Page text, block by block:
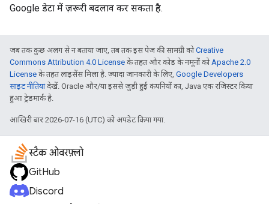
Google डेटा में ज़रूरी बदलाव कर सकता है.
जब तक कुछ अलग से न बताया जाए, तब तक इस पेज की सामग्री कोCreative
Commons Attribution 4.0 License के तहत और कोड के नमूनों को Apache 2.0
License के तहत लाइसेंस मिला है. ज़्यादा जानकारी के लिए, Google Developers
साइट नीतियांदेखें. Oracle और/या इससे जुड़ी हुई कंपनियों का, Java एक रजिस्टर किया
हुआ ट्रेडमार्क है.
आखिरी बार 2026-07-16 (UTC) को अपडेट किया गया.
स्टैक ओवरफ़्लो
GitHub
Discord